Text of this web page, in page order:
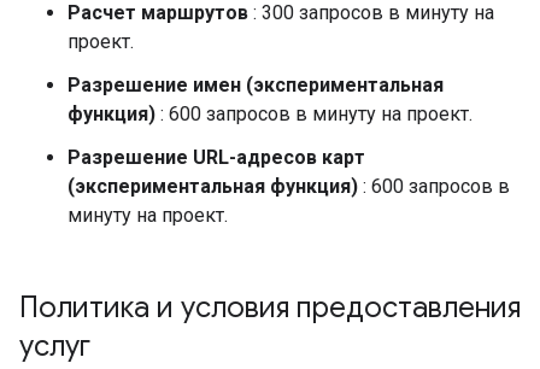
Расчет маршрутов : 300 запросов в минуту на
проект.
Разрешение имен (экспериментальная
функция) : 600 запросов в минуту на проект.
Разрешение URL-адресов карт
(экспериментальная функция) : 600 запросов в
минуту на проект.
Политика и условия предоставления
услуг